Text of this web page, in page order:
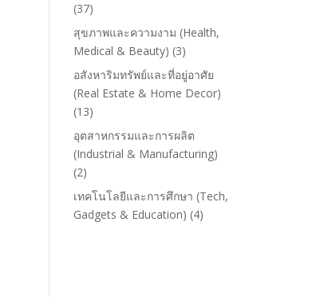
(37)
สุขภาพและความงาม (Health,
Medical & Beauty) (3)
อสังหาริมทรัพย์และที่อยู่อาศัย
(Real Estate & Home Decor)
(13)
อุตสาหกรรมและการผลิต
(Industrial & Manufacturing)
(2)
เทคโนโลยีและการศึกษา (Tech,
Gadgets & Education) (4)